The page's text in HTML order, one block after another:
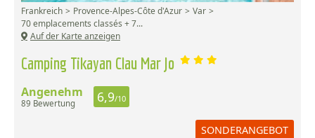
Camping Tikayan Clau Mar Jo
Frankreich Provence-Alpes-Côte d'Azur
Var
70 emplacements classés + 7...
Auf der Karte anzeigen
Angenehm
89 Bewertung 6,9/10
SONDERANGEBOT